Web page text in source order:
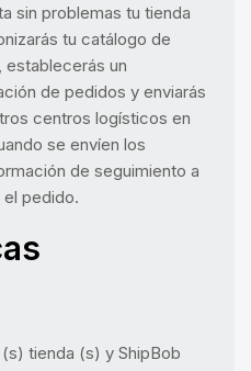
sin problemas tu tienda
tu catálogo de
un
de pedidos y enviarás
centros logísticos en
se envíen los
de seguimiento a
pedido.
tienda (s) y ShipBob